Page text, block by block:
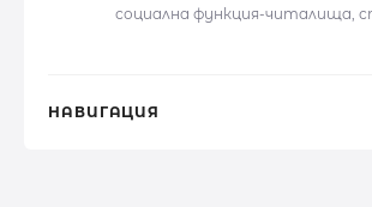
социална функция-читалища,
НАВИГАЦИЯ